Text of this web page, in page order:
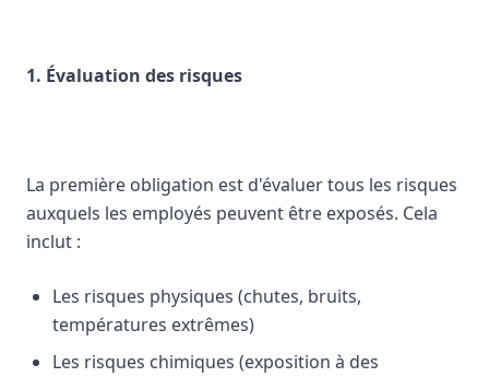
1. Évaluation des risques
La première obligation est d'évaluer tous les risques
auxquels les employés peuvent être exposés. Cela
inclut :
Les risques physiques (chutes, bruits,
températures extrêmes)
Les risques chimiques (exposition à des